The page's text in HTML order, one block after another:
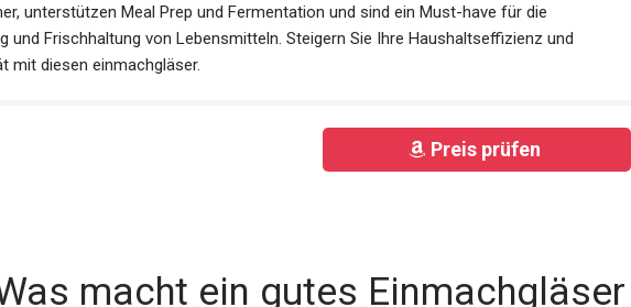
unterstützen Meal Prep und Fermentation und sind ein Must-have für die
und Frischhaltung von Lebensmitteln. Steigern Sie Ihre Haushaltseffizienz und
mit diesen einmachgläser.
Preis prüfen
macht ein gutes Einmachgläser